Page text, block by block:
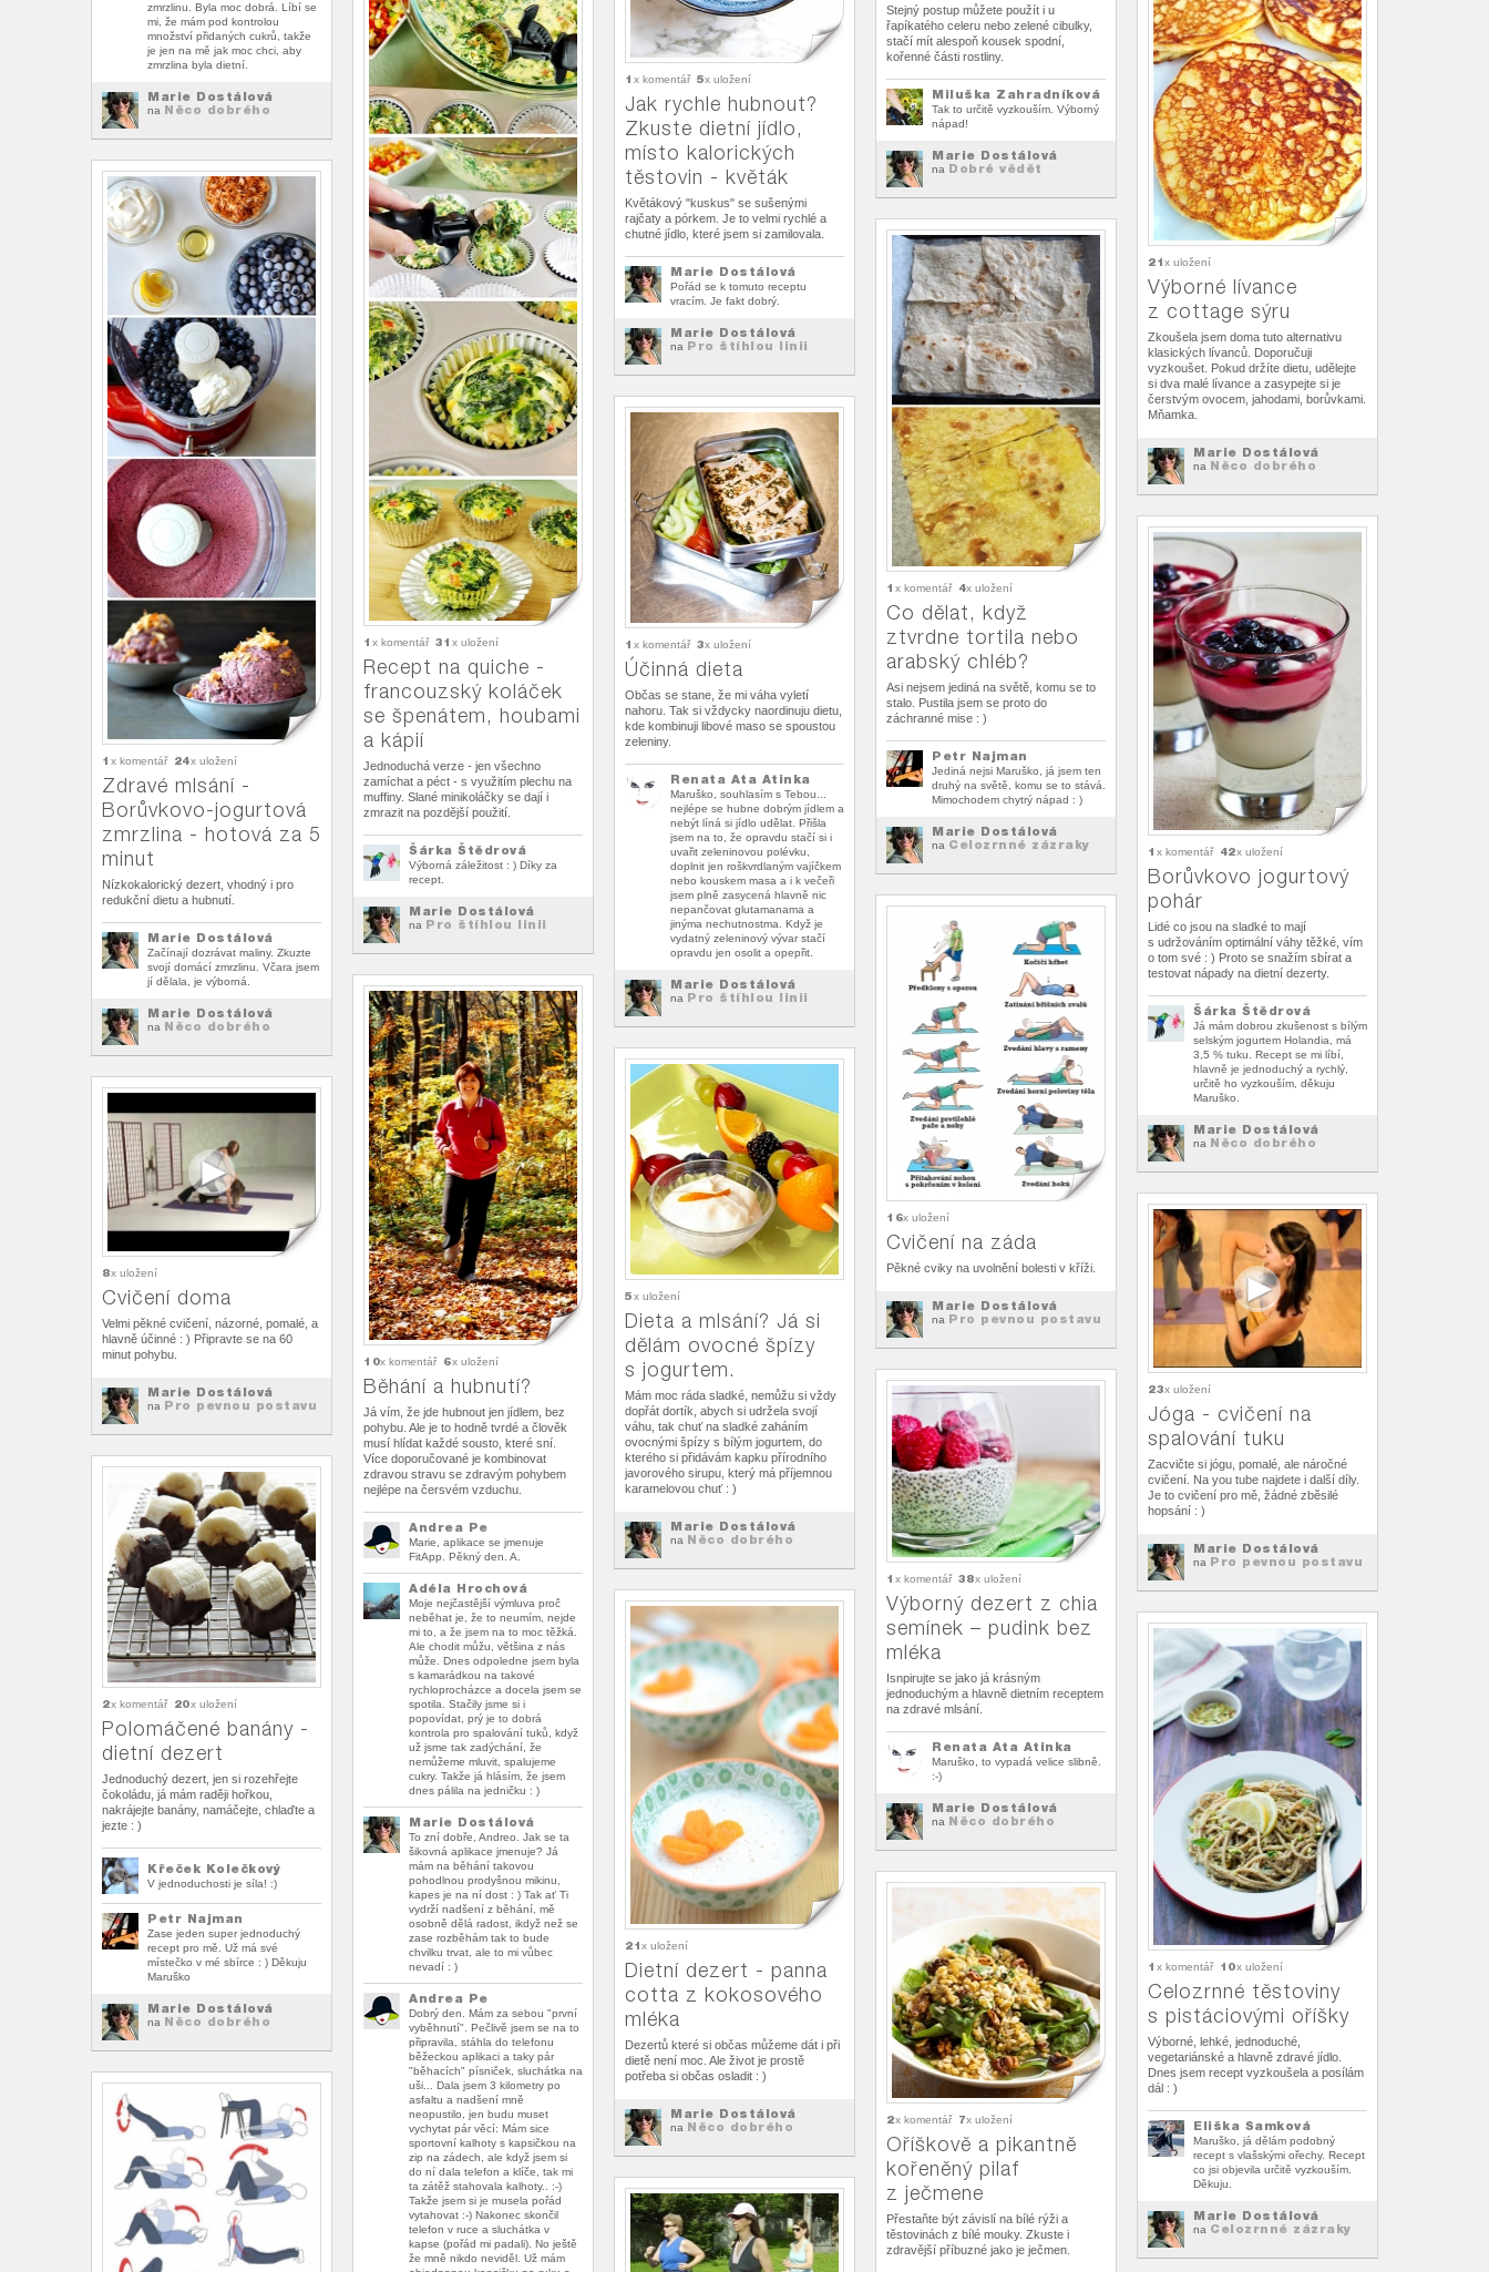
zmrzlinu. Byla moc dobrá. Líbí se
mi, že mám pod kontrolou
množství přidaných cukrů, takže
je jen na mě jak moc chci, aby
zmrzlina byla dietní.
Marie Dostálová
na Něco dobrého
Stejný postup můžete použít i u
řapíkatého celeru nebo zelené cibulky,
stačí mít alespoň kousek spodní,
kořenné části rostliny.
Miluška Zahradníková
Tak to určitě vyzkouším. Výborný
nápad!
Marie Dostálová
na Dobré vědět
1 x komentář 5x uložení
Jak rychle hubnout?
Zkuste dietní jídlo,
místo kalorických
těstovin - květák
Květákový "kuskus" se sušenými
rajčaty a pórkem. Je to velmi rychlé a
chutné jídlo, které jsem si zamilovala.
Marie Dostálová
Pořád se k tomuto receptu
vracím. Je fakt dobrý.
Marie Dostálová
na Pro štíhlou linii
1 x komentář 31 x uložení
Recept na quiche -
francouzský koláček
se špenátem, houbami
a kápií
Jednoduchá verze - jen všechno
zamíchat a péct - s využitím plechu na
muffiny. Slané minikoláčky se dají i
zmrazit na pozdější použití.
Šárka Štědrová
Výborná záležitost : ) Díky za
recept.
Marie Dostálová
na Pro štíhlou linii
21x uložení
Výborné lívance
z cottage sýru
Zkoušela jsem doma tuto alternativu
klasických lívanců. Doporučuji
vyzkoušet. Pokud držíte dietu, udělejte
si dva malé lívance a zasypejte si je
čerstvým ovocem, jahodami, borůvkami.
Mňamka.
Marie Dostálová
na Něco dobrého
1 x komentář 24x uložení
Zdravé mlsání -
Borůvkovo-jogurtová
zmrzlina - hotová za 5
minut
Nízkokalorický dezert, vhodný i pro
redukční dietu a hubnutí.
Marie Dostálová
Začínají dozrávat maliny. Zkuzte
svojí domácí zmrzlinu. Včara jsem
jí dělala, je výborná.
Marie Dostálová
na Něco dobrého
1 x komentář 4x uložení
Co dělat, když
ztvrdne tortila nebo
arabský chléb?
Asi nejsem jediná na světě, komu se to
stalo. Pustila jsem se proto do
záchranné mise : )
Petr Najman
Jediná nejsi Maruško, já jsem ten
druhý na světě, komu se to stává.
Mimochodem chytrý nápad : )
Marie Dostálová
na Celozrnné zázraky
1 x komentář 3x uložení
Účinná dieta
Občas se stane, že mi váha vyletí
nahoru. Tak si vždycky naordinuju dietu,
kde kombinuji libové maso se spoustou
zeleniny.
Renata Ata Atinka
Maruško, souhlasím s Tebou...
nejlépe se hubne dobrým jídlem a
nebýt líná si jídlo udělat. Přišla
jsem na to, že opravdu stačí si i
uvařit zeleninovou polévku,
doplnit jen roškvrdlaným vajíčkem
nebo kouskem masa a i k večeři
jsem plně zasycená hlavně nic
nepančovat glutamanama a
jinýma nechutnostma. Když je
vydatný zeleninový vývar stačí
opravdu jen osolit a opepřit.
Marie Dostálová
na Pro štíhlou linii
1 x komentář 42x uložení
Borůvkovo jogurtový
pohár
Lidé co jsou na sladké to mají
s udržováním optimální váhy těžké, vím
o tom své : ) Proto se snažím sbírat a
testovat nápady na dietní dezerty.
Šárka Štědrová
Já mám dobrou zkušenost s bílým
selským jogurtem Holandia, má
3,5 % tuku. Recept se mi líbí,
hlavně je jednoduchý a rychlý,
určitě ho vyzkouším, děkuju
Maruško.
Marie Dostálová
na Něco dobrého
16x uložení
Cvičení na záda
Pěkné cviky na uvolnění bolesti v kříži.
Marie Dostálová
na Pro pevnou postavu
10x komentář 6x uložení
Běhání a hubnutí?
Já vím, že jde hubnout jen jídlem, bez
pohybu. Ale je to hodně tvrdé a člověk
musí hlídat každé sousto, které sní.
Více doporučované je kombinovat
zdravou stravu se zdravým pohybem
nejlépe na čersvém vzduchu.
Andrea Pe
Marie, aplikace se jmenuje
FitApp. Pěkný den. A.
Adéla Hrochová
Moje nejčastější výmluva proč
neběhat je, že to neumím, nejde
mi to, a že jsem na to moc těžká.
Ale chodit můžu, většina z nás
může. Dnes odpoledne jsem byla
s kamarádkou na takové
rychloprocházce a docela jsem se
spotila. Stačily jsme si i
popovídat, prý je to dobrá
kontrola pro spalování tuků, když
už jsme tak zadýchání, že
nemůžeme mluvit, spalujeme
cukry. Takže já hlásím, že jsem
dnes pálila na jedničku : )
Marie Dostálová
To zní dobře, Andreo. Jak se ta
šikovná aplikace jmenuje? Já
mám na běhání takovou
pohodlnou prodyšnou mikinu,
kapes je na ní dost : ) Tak ať Ti
vydrží nadšení z běhání, mě
osobně dělá radost, ikdyž než se
zase rozběhám tak to bude
chvilku trvat, ale to mi vůbec
nevadí : )
Andrea Pe
Dobrý den. Mám za sebou "první
vyběhnutí". Pečlivě jsem se na to
připravila, stáhla do telefonu
běžeckou aplikaci a taky pár
"běhacích" písniček, sluchátka na
uši... Dala jsem 3 kilometry po
asfaltu a nadšení mně
neopustilo, jen budu muset
vychytat pár věcí: Mám sice
sportovní kalhoty s kapsičkou na
zip na zádech, ale když jsem si
do ní dala telefon a klíče, tak mi
ta zátěž stahovala kalhoty.. :-)
Takže jsem si je musela pořád
vytahovat :-) Nakonec skončil
telefon v ruce a sluchátka v
kapse (pořád mi padali). No ještě
že mně nikdo neviděl. Už mám
5x uložení
Dieta a mlsání? Já si
dělám ovocné špízy
s jogurtem.
Mám moc ráda sladké, nemůžu si vždy
dopřát dortík, abych si udržela svojí
váhu, tak chuť na sladké zaháním
ovocnými špízy s bílým jogurtem, do
kterého si přidávám kapku přírodního
javorového sirupu, který má příjemnou
karamelovou chuť : )
Marie Dostálová
na Něco dobrého
8x uložení
Cvičení doma
Velmi pěkné cvičení, názorné, pomalé, a
hlavně účinné : ) Připravte se na 60
minut pohybu.
Marie Dostálová
na Pro pevnou postavu
23x uložení
Jóga - cvičení na
spalování tuku
Zacvičte si jógu, pomalé, ale náročné
cvičení. Na you tube najdete i další díly.
Je to cvičení pro mě, žádné zběsilé
hopsání : )
Marie Dostálová
na Pro pevnou postavu
1 x komentář 38x uložení
Výborný dezert z chia
semínek – pudink bez
mléka
Isnpirujte se jako já krásným
jednoduchým a hlavně dietním receptem
na zdravé mlsání.
Renata Ata Atinka
Maruško, to vypadá velice slibně.
:-)
Marie Dostálová
na Něco dobrého
2x komentář 20x uložení
Polomáčené banány -
dietní dezert
Jednoduchý dezert, jen si rozehřejte
čokoládu, já mám raději hořkou,
nakrájejte banány, namáčejte, chlaďte a
jezte : )
Křeček Kolečkový
V jednoduchosti je síla! :)
Petr Najman
Zase jeden super jednoduchý
recept pro mě. Už má své
místečko v mé sbírce : ) Děkuju
Maruško
Marie Dostálová
na Něco dobrého
21x uložení
Dietní dezert - panna
cotta z kokosového
mléka
Dezertů které si občas můžeme dát i při
dietě není moc. Ale život je prostě
potřeba si občas osladit : )
Marie Dostálová
na Něco dobrého
1 x komentář 10x uložení
Celozrnné těstoviny
s pistáciovými oříšky
Výborné, lehké, jednoduché,
vegetariánské a hlavně zdravé jídlo.
Dnes jsem recept vyzkoušela a posílám
dál : )
Eliška Samková
Maruško, já dělám podobný
recept s vlašskými ořechy. Recept
co jsi objevila určitě vyzkouším.
Děkuju.
Marie Dostálová
na Celozrnné zázraky
2x komentář 7x uložení
Oříškově a pikantně
kořeněný pilaf
z ječmene
Přestaňte být závislí na bílé rýži a
těstovinách z bílé mouky. Zkuste i
zdravější příbuzné jako je ječmen.